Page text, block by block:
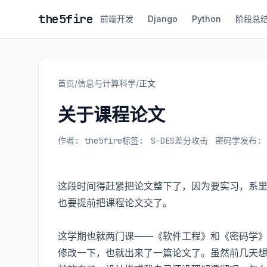
the5fire 前端开发 Django Python 阶段总
首页/信息与计算科学/正文
关于课程论文
作者: the5fire标签: S-DES差分攻击 密码学发布:
这段时间得赶紧把论文整下了，因为要实习，系
也要提前把课程论文交了。
这学期也就两门课——《软件工程》和《密码学
修改一下，也就出来了一篇论文了。虽然前几天